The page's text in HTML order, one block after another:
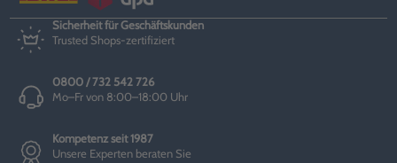
Sicherheit für Geschäftskunden
Trusted Shops-zertifiziert
0800 / 732 542 726
Mo–Fr von 8:00–18:00 Uhr
Kompetenz seit 1987
Unsere Experten beraten Sie